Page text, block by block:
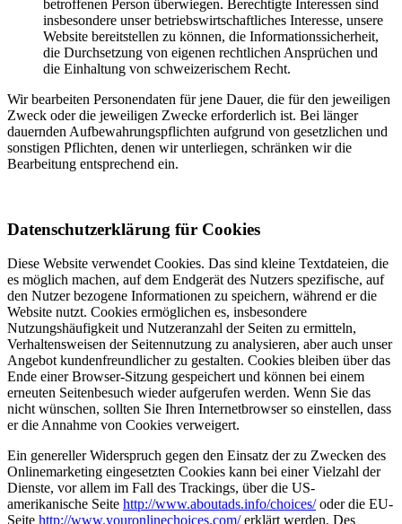
betroffenen Person überwiegen. Berechtigte Interessen sind
insbesondere unser betriebswirtschaftliches Interesse, unsere
Website bereitstellen zu können, die Informationssicherheit,
die Durchsetzung von eigenen rechtlichen Ansprüchen und
die Einhaltung von schweizerischem Recht.
Wir bearbeiten Personendaten für jene Dauer, die für den jeweiligen
Zweck oder die jeweiligen Zwecke erforderlich ist. Bei länger
dauernden Aufbewahrungspflichten aufgrund von gesetzlichen und
sonstigen Pflichten, denen wir unterliegen, schränken wir die
Bearbeitung entsprechend ein.
Datenschutzerklärung für Cookies
Diese Website verwendet Cookies. Das sind kleine Textdateien, die
es möglich machen, auf dem Endgerät des Nutzers spezifische, auf
den Nutzer bezogene Informationen zu speichern, während er die
Website nutzt. Cookies ermöglichen es, insbesondere
Nutzungshäufigkeit und Nutzeranzahl der Seiten zu ermitteln,
Verhaltensweisen der Seitennutzung zu analysieren, aber auch unser
Angebot kundenfreundlicher zu gestalten. Cookies bleiben über das
Ende einer Browser-Sitzung gespeichert und können bei einem
erneuten Seitenbesuch wieder aufgerufen werden. Wenn Sie das
nicht wünschen, sollten Sie Ihren Internetbrowser so einstellen, dass
er die Annahme von Cookies verweigert.
Ein genereller Widerspruch gegen den Einsatz der zu Zwecken des
Onlinemarketing eingesetzten Cookies kann bei einer Vielzahl der
Dienste, vor allem im Fall des Trackings, über die US-
amerikanische Seite http://www.aboutads.info/choices/oder die EU-
Seite http://www.youronlinechoices.com/erklärt werden. Des